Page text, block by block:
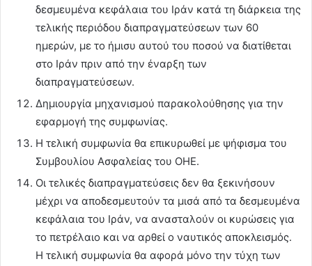
δεσμευμένα κεφάλαια του Ιράν κατά τη διάρκεια της
τελικής περιόδου διαπραγματεύσεων των 60
ημερών, με το ήμισυ αυτού του ποσού να διατίθεται
στο Ιράν πριν από την έναρξη των
διαπραγματεύσεων.
Δημιουργία μηχανισμού παρακολούθησης για την
εφαρμογή της συμφωνίας.
Η τελική συμφωνία θα επικυρωθεί με ψήφισμα του
Συμβουλίου Ασφαλείας του ΟΗΕ.
Οι τελικές διαπραγματεύσεις δεν θα ξεκινήσουν
μέχρι να αποδεσμευτούν τα μισά από τα δεσμευμένα
κεφάλαια του Ιράν, να ανασταλούν οι κυρώσεις για
το πετρέλαιο και να αρθεί ο ναυτικός αποκλεισμός.
Η τελική συμφωνία θα αφορά μόνο την τύχη των